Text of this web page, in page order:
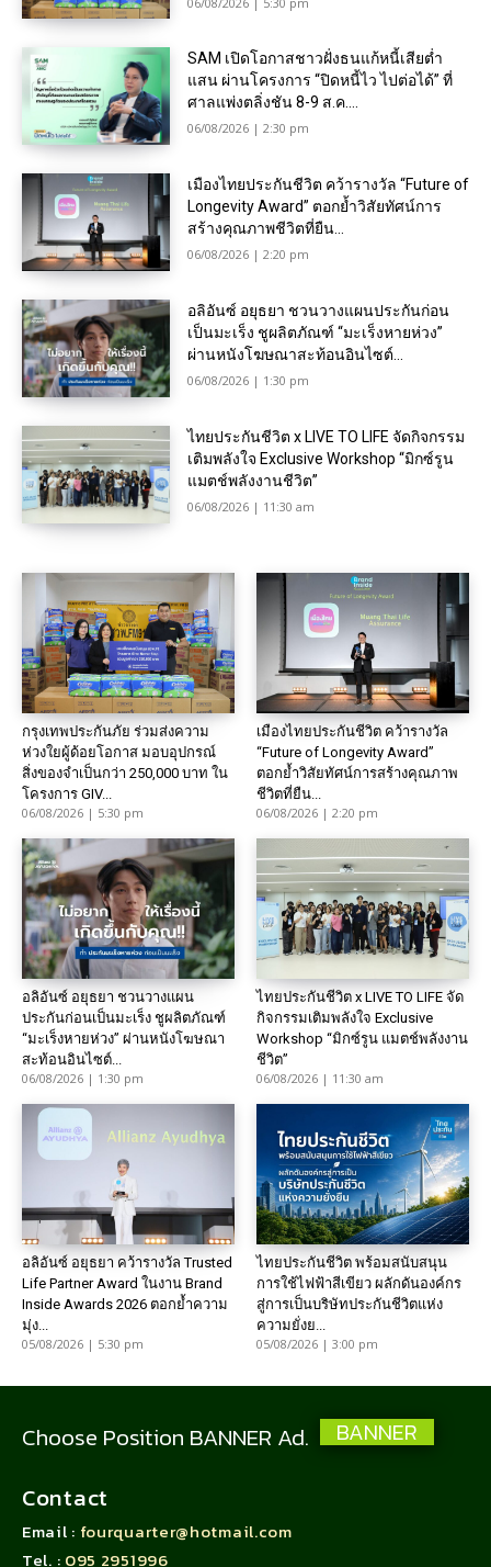
SAM เปิดโอกาสชาวฝั่งธนแก้หนี้เสียต่ำ
แสน ผ่านโครงการ “ปิดหนี้ไว ไปต่อได้” ที่
ศาลแพ่งตลิ่งชัน 8-9 ส.ค....
06/08/2026 | 2:30 pm
เมืองไทยประกันชีวิต คว้ารางวัล “Future of
Longevity Award” ตอกย้ำวิสัยทัศน์การ
สร้างคุณภาพชีวิตที่ยืน...
06/08/2026 | 2:20 pm
อลิอันซ์ อยุธยา ชวนวางแผนประกันก่อน
เป็นมะเร็ง ชูผลิตภัณฑ์ “มะเร็งหายห่วง”
ผ่านหนังโฆษณาสะท้อนอินไซต์...
06/08/2026 | 1:30 pm
ไทยประกันชีวิต x LIVE TO LIFE จัดกิจกรรม
เติมพลังใจ Exclusive Workshop “มิกซ์รูน
แมตช์พลังงานชีวิต”
06/08/2026 | 11:30 am
กรุงเทพประกันภัย ร่วมส่งความ
ห่วงใยผู้ด้อยโอกาส มอบอุปกรณ์
สิ่งของจำเป็นกว่า 250,000 บาท ใน
โครงการ GIV...
06/08/2026 | 5:30 pm
เมืองไทยประกันชีวิต คว้ารางวัล
“Future of Longevity Award”
ตอกย้ำวิสัยทัศน์การสร้างคุณภาพ
ชีวิตที่ยืน...
06/08/2026 | 2:20 pm
อลิอันซ์ อยุธยา ชวนวางแผน
ประกันก่อนเป็นมะเร็ง ชูผลิตภัณฑ์
“มะเร็งหายห่วง” ผ่านหนังโฆษณา
สะท้อนอินไซต์...
06/08/2026 | 1:30 pm
ไทยประกันชีวิต x LIVE TO LIFE จัด
กิจกรรมเติมพลังใจ Exclusive
Workshop “มิกซ์รูน แมตช์พลังงาน
ชีวิต”
06/08/2026 | 11:30 am
อลิอันซ์ อยุธยา คว้ารางวัล Trusted
Life Partner Award ในงาน Brand
Inside Awards 2026 ตอกย้ำความ
มุ่ง...
05/08/2026 | 5:30 pm
ไทยประกันชีวิต พร้อมสนับสนุน
การใช้ไฟฟ้าสีเขียว ผลักดันองค์กร
สู่การเป็นบริษัทประกันชีวิตแห่ง
ความยั่งย...
05/08/2026 | 3:00 pm
Choose Position BANNER Ad. BANNER
Contact
Email : fourquarter@hotmail.com
Tel. : 095 2951996